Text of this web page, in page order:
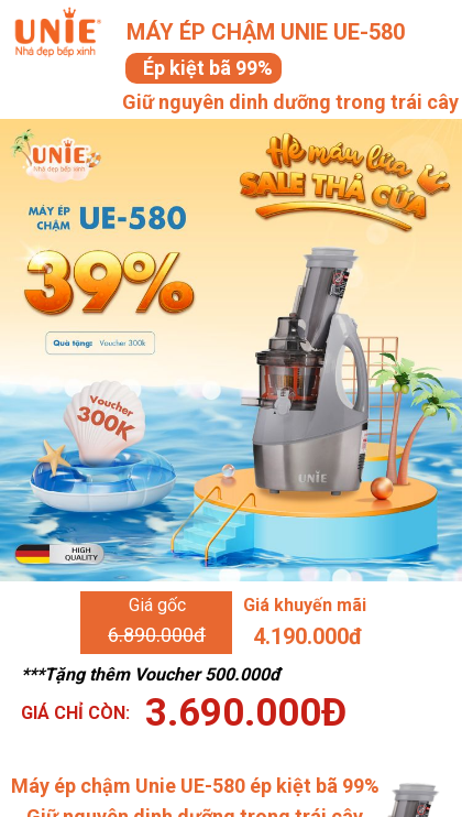
Giá gốc Giá khuyến mãi
6.890.000đ 4.190.000đ
MÁY ÉP CHẬM UNIE UE-580
Giữ nguyên dinh dưỡng trong trái cây
Ép kiệt bã 99%
39%
Giảm giá
***Tặng thêm Voucher 500.000đ
GIÁ CHỈ CÒN:
3.690.000Đ
Máy ép chậm Unie UE-580 ép kiệt bã 99%